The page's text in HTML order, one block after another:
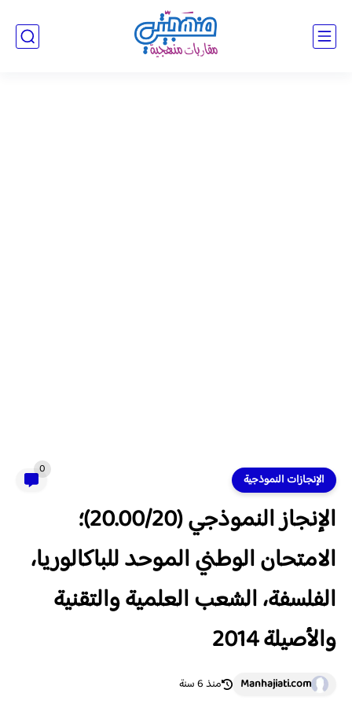
الإنجازات النموذجية
0
الإنجاز النموذجي (20.00/20)؛
الامتحان الوطني الموحد للباكالوريا،
الفلسفة، الشعب العلمية والتقنية
والأصيلة 2014
Manhajiati.com منذ 6 سنة